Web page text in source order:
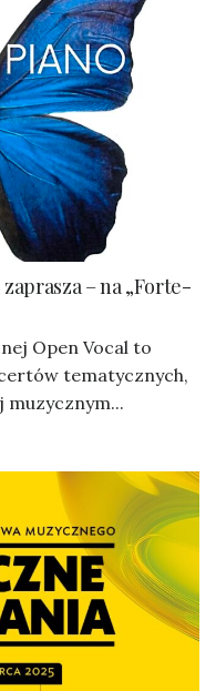
– na „Forte-
Open Vocal to
tematycznych,
muzycznym...